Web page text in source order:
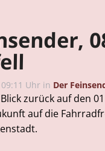
Uhr in Der
zurück auf den
auf die